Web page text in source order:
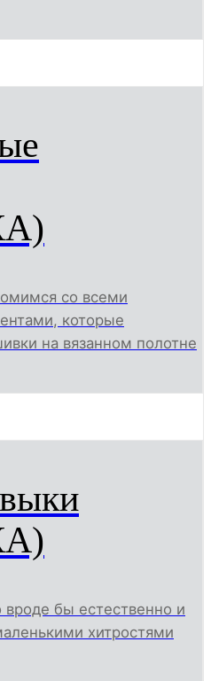
со всеми
которые
на вязанном полотне
бы естественно и
хитростями